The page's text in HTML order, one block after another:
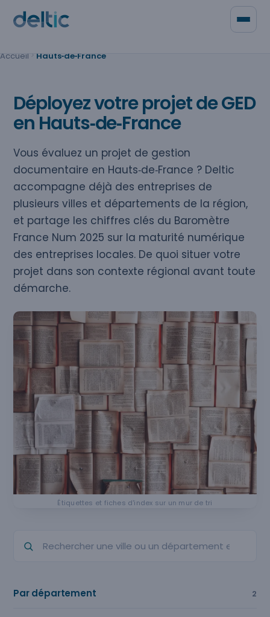
Qui sommes-nous
Contacter Deltic
Accueil Hauts‑de‑France
Déployez votre projet de GED
en Hauts‑de‑France
Vous évaluez un projet de gestion
documentaire en Hauts‑de‑France ? Deltic
accompagne déjà des entreprises de
plusieurs villes et départements de la région,
et partage les chiffres clés du Baromètre
France Num 2025 sur la maturité numérique
des entreprises locales. De quoi situer votre
projet dans son contexte régional avant toute
démarche.
Étiquettes et fiches d'index sur un mur de tri
Par département 2
Panneau de gestion des cookies